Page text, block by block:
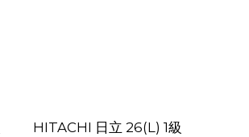
HITACHI 日立 26(L) 1級